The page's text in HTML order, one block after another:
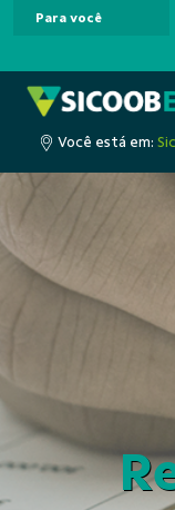
Pular para o
Para você
Você está em: